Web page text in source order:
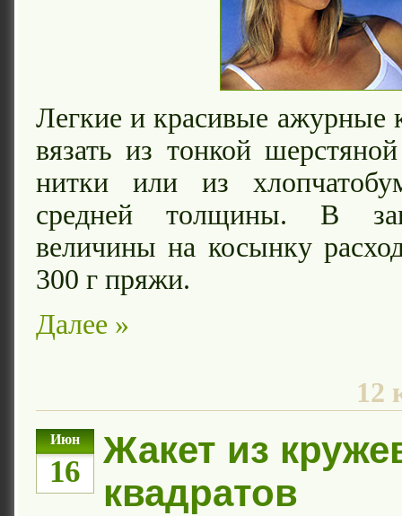
Легкие и красивые ажурные
вязать из тонкой
нитки или из
средней толщины. В
величины на косынку
300 г пряжи.
Далее »
12
Июн
16
Жакет из
квадратов